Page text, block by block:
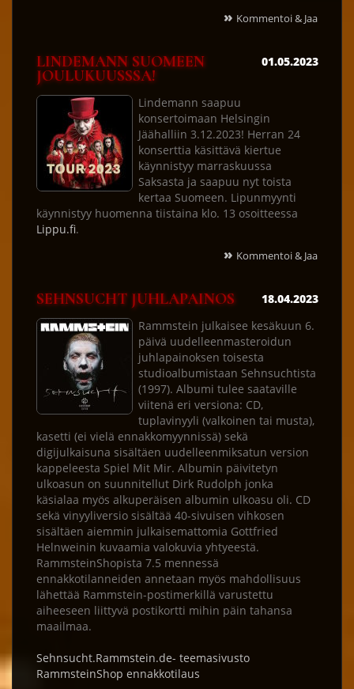
» Kommentoi & Jaa
LINDEMANN SUOMEEN
JOULUKUUSSSA!
01.05.2023
Lindemann saapuu
konsertoimaan Helsingin
Jäähalliin 3.12.2023! Herran 24
konserttia käsittävä kiertue
käynnistyy marraskuussa
Saksasta ja saapuu nyt toista
kertaa Suomeen. Lipunmyynti
käynnistyy huomenna tiistaina klo. 13 osoitteessa
Lippu.fi.
» Kommentoi & Jaa
SEHNSUCHT JUHLAPAINOS
18.04.2023
Rammstein julkaisee kesäkuun 6.
päivä uudelleenmasteroidun
juhlapainoksen toisesta
studioalbumistaan Sehnsuchtista
(1997). Albumi tulee saataville
viitenä eri versiona: CD,
tuplavinyyli (valkoinen tai musta),
kasetti (ei vielä ennakkomyynnissä) sekä
digijulkaisuna sisältäen uudelleenmiksatun version
kappeleesta Spiel Mit Mir. Albumin päivitetyn
ulkoasun on suunnitellut Dirk Rudolph jonka
käsialaa myös alkuperäisen albumin ulkoasu oli. CD
sekä vinyyliversio sisältää 40-sivuisen vihkosen
sisältäen aiemmin julkaisemattomia Gottfried
Helnweinin kuvaamia valokuvia yhtyeestä.
RammsteinShopista 7.5 mennessä
ennakkotilanneiden annetaan myös mahdollisuus
lähettää Rammstein-postimerkillä varustettu
aiheeseen liittyvä postikortti mihin päin tahansa
maailmaa.
Sehnsucht.Rammstein.de- teemasivusto
RammsteinShop ennakkotilaus